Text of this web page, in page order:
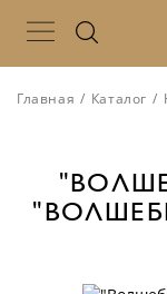
Главная / Каталог /